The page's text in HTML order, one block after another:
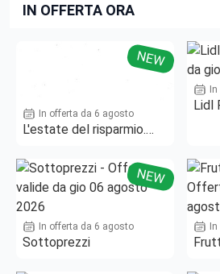
IN OFFERTA ORA
NEW
In offerta da 6 agosto
L'estate del risparmio.
Lidl
NEW
In offerta da 6 agosto
Sottoprezzi